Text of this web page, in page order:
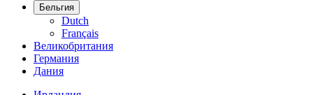
Бельгия
Dutch
Français
Великобритания
Германия
Дания